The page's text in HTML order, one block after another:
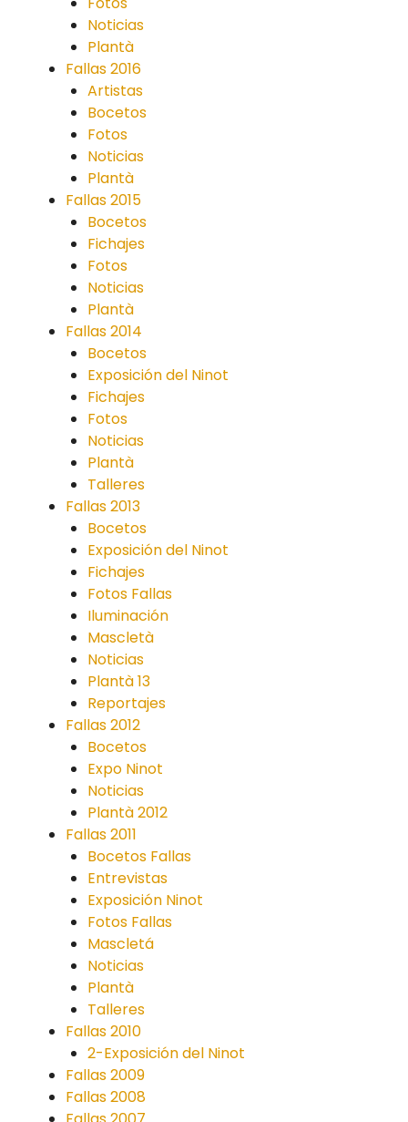
Noticias
Plantà
Fallas 2016
Artistas
Bocetos
Fotos
Noticias
Plantà
Fallas 2015
Bocetos
Fichajes
Fotos
Noticias
Plantà
Fallas 2014
Bocetos
Exposición del Ninot
Fichajes
Fotos
Noticias
Plantà
Talleres
Fallas 2013
Bocetos
Exposición del Ninot
Fichajes
Fotos Fallas
Iluminación
Mascletà
Noticias
Plantà 13
Reportajes
Fallas 2012
Bocetos
Expo Ninot
Noticias
Plantà 2012
Fallas 2011
Bocetos Fallas
Entrevistas
Exposición Ninot
Fotos Fallas
Mascletá
Noticias
Plantà
Talleres
Fallas 2010
2-Exposición del Ninot
Fallas 2009
Fallas 2008